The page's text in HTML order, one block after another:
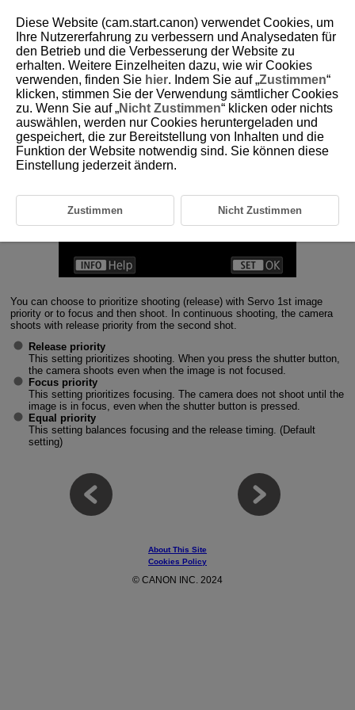
1-7 Servo 1st Image Priority
Configuring Servo 1st image priority actions
You can choose to prioritize shooting (release) with Servo 1st image
priority or to focus and then shoot. In continuous shooting, the camera
shoots with release priority from the second shot.
Release priority
This setting prioritizes shooting. When you press the shutter button,
the camera shoots even when the image is not focused.
Focus priority
This setting prioritizes focusing. The camera does not shoot until the
image is in focus, even when the shutter button is pressed.
Equal priority
This setting balances focusing and the release timing. (Default
setting)
About This Site
Cookies Policy
© CANON INC. 2024
Diese Website (cam.start.canon) verwendet Cookies, um
Ihre Nutzererfahrung zu verbessern und Analysedaten für
den Betrieb und die Verbesserung der Website zu
erhalten. Weitere Einzelheiten dazu, wie wir Cookies
verwenden, finden Sie hier. Indem Sie auf „Zustimmen“
klicken, stimmen Sie der Verwendung sämtlicher Cookies
zu. Wenn Sie auf „Nicht Zustimmen“ klicken oder nichts
auswählen, werden nur Cookies heruntergeladen und
gespeichert, die zur Bereitstellung von Inhalten und die
Funktion der Website notwendig sind. Sie können diese
Einstellung jederzeit ändern.
Zustimmen Nicht Zustimmen